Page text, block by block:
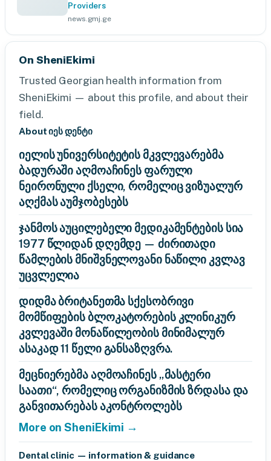
Providers
news.gmj.ge
On SheniEkimi
Trusted Georgian health information from
SheniEkimi — about this profile, and about their
field.
About იეს დენტი
იელის უნივერსიტეტის მკვლევარებმა
ბადურაში აღმოაჩინეს ფარული
ნეირონული ქსელი, რომელიც ვიზუალურ
აღქმას აუმჯობესებს
ჯანმოს აუცილებელი მედიკამენტების სია
1977 წლიდან დღემდე — ძირითადი
წამლების მნიშვნელოვანი ნაწილი კვლავ
უცვლელია
დიდმა ბრიტანეთმა სქესობრივი
მომწიფების ბლოკატორების კლინიკურ
კვლევაში მონაწილეობის მინიმალურ
ასაკად 11 წელი განსაზღვრა.
მეცნიერებმა აღმოაჩინეს „მასტერი
საათი“, რომელიც ორგანიზმის ზრდასა და
განვითარებას აკონტროლებს
More on SheniEkimi →
Dental clinic — information & guidance